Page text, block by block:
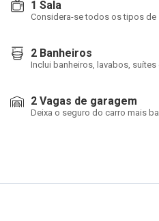
1 Sala
Considera-se todos os tipos de
2 Banheiros
Inclui banheiros, lavabos,
2 Vagas de garagem
Deixa o seguro do carro mais